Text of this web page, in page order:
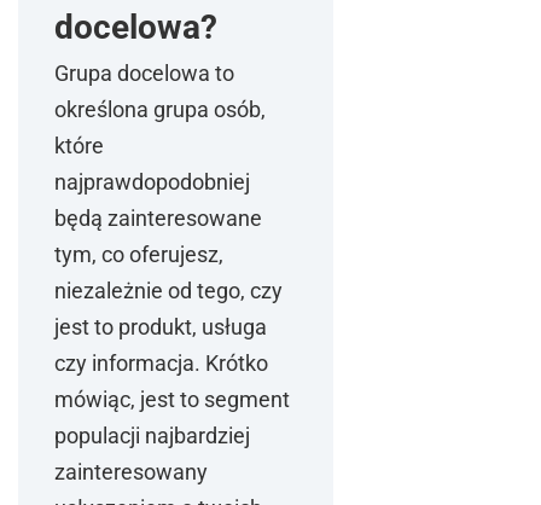
docelowa?
Grupa docelowa to
określona grupa osób,
które
najprawdopodobniej
będą zainteresowane
tym, co oferujesz,
niezależnie od tego, czy
jest to produkt, usługa
czy informacja. Krótko
mówiąc, jest to segment
populacji najbardziej
zainteresowany